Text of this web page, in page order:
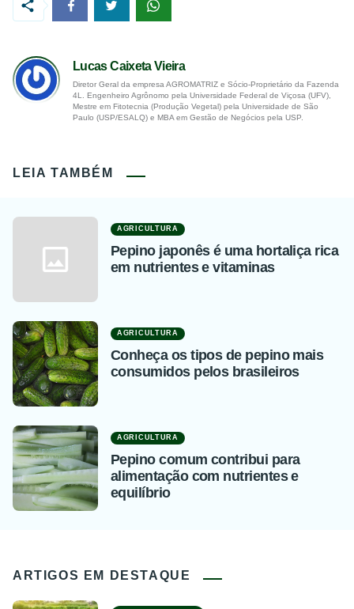
Lucas Caixeta Vieira
Diretor Geral da empresa AGROMATRIZ e Sócio-Proprietário da Fazenda
4L. Engenheiro Agrônomo pela Universidade Federal de Viçosa (UFV),
Mestre em Fitotecnia (Produção Vegetal) pela Universidade de São
Paulo (USP/ESALQ) e MBA em Gestão de Negócios pela USP.
LEIA TAMBÉM
AGRICULTURA
Pepino japonês é uma hortaliça rica
em nutrientes e vitaminas
AGRICULTURA
Conheça os tipos de pepino mais
consumidos pelos brasileiros
AGRICULTURA
Pepino comum contribui para
alimentação com nutrientes e
equilíbrio
ARTIGOS EM DESTAQUE